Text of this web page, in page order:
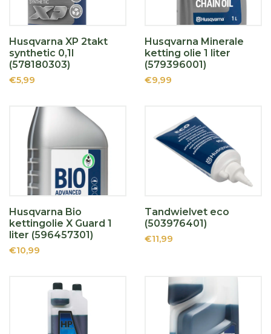
Husqvarna XP 2takt
synthetic 0,1l
(578180303)
€5,99
Husqvarna Minerale
ketting olie 1 liter
(579396001)
€9,99
Husqvarna Bio
kettingolie X Guard 1
liter (596457301)
€10,99
Tandwielvet eco
(503976401)
€11,99